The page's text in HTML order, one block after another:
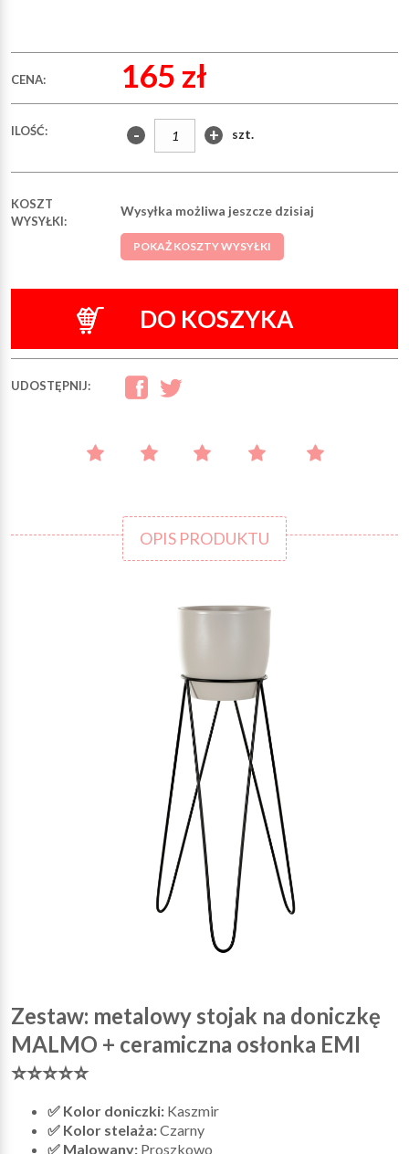
CENA: 165 zł
ILOŚĆ: - + szt.
KOSZT
WYSYŁKI:
Wysyłka możliwa jeszcze dzisiaj
POKAŻ KOSZTY WYSYŁKI
DO KOSZYKA
UDOSTĘPNIJ:
OPIS PRODUKTU
Zestaw: metalowy stojak na doniczkę
MALMO + ceramiczna osłonka EMI
⭐⭐⭐⭐⭐
✅ Kolor doniczki: Kaszmir
✅ Kolor stelaża:Czarny
✅ Malowany: Proszkowo